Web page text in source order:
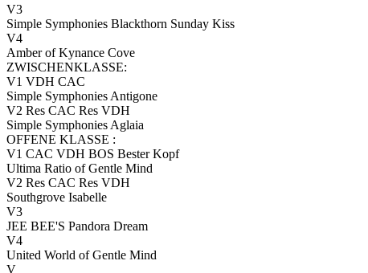
V3
Simple Symphonies Blackthorn Sunday Kiss
V4
Amber of Kynance Cove
ZWISCHENKLASSE:
V1 VDH CAC
Simple Symphonies Antigone
V2 Res CAC Res VDH
Simple Symphonies Aglaia
OFFENE KLASSE :
V1 CAC VDH BOS Bester Kopf
Ultima Ratio of Gentle Mind
V2 Res CAC Res VDH
Southgrove Isabelle
V3
JEE BEE'S Pandora Dream
V4
United World of Gentle Mind
V